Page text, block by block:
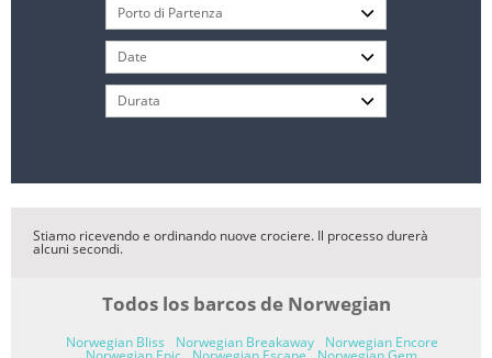
Stiamo ricevendo e ordinando nuove crociere. Il processo durerà
alcuni secondi.
Todos los barcos de Norwegian
Norwegian Bliss Norwegian Breakaway Norwegian Encore